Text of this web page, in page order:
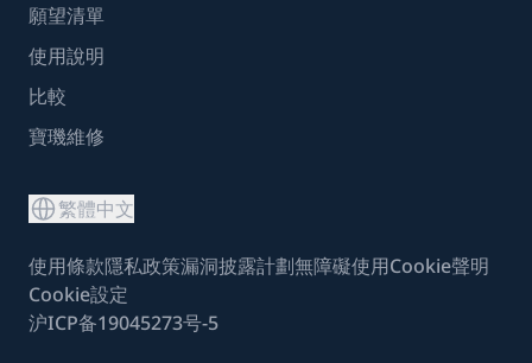
願望清單
使用說明
比較
寶璣維修
繁體中文
使用條款隱私政策漏洞披露計劃無障礙使用Cookie聲明
Cookie設定
沪ICP备19045273号-5